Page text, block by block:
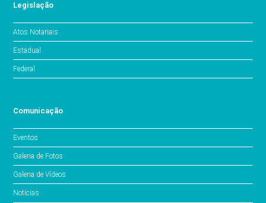
Legislação
Atos Notariais
Estadual
Federal
Comunicação
Eventos
Galeria de Fotos
Galeria de Vídeos
Notícias